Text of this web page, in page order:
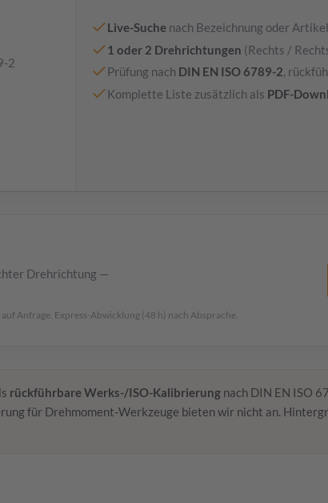
2
Live-Suche nach Bezeichnung oder
1 oder 2 Drehrichtungen (Rechts /
Prüfung nach DIN EN ISO 6789-2,
Komplette Liste zusätzlich als PDF-
Drehrichtung —
Anfrage. Express-Abwicklung (48 h) nach Absprache.
rückführbare Werks-/ISO-Kalibrierung nach DIN EN ISO
für Drehmoment-Werkzeuge bieten wir nicht an.